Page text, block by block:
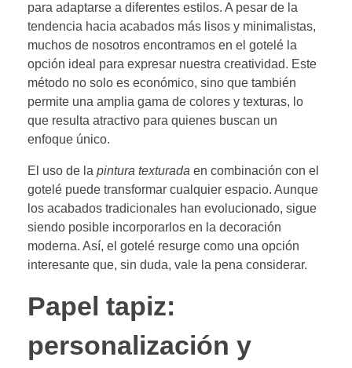
para adaptarse a diferentes estilos. A pesar de la
tendencia hacia acabados más lisos y minimalistas,
muchos de nosotros encontramos en el gotelé la
opción ideal para expresar nuestra creatividad. Este
método no solo es económico, sino que también
permite una amplia gama de colores y texturas, lo
que resulta atractivo para quienes buscan un
enfoque único.
El uso de la pintura texturada en combinación con el
gotelé puede transformar cualquier espacio. Aunque
los acabados tradicionales han evolucionado, sigue
siendo posible incorporarlos en la decoración
moderna. Así, el gotelé resurge como una opción
interesante que, sin duda, vale la pena considerar.
Papel tapiz:
personalización y